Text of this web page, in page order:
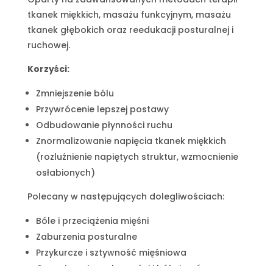
tkanek miękkich, masażu funkcyjnym, masażu
tkanek głębokich oraz reedukacji posturalnej i
ruchowej.
Korzyści:
Zmniejszenie bólu
Przywrócenie lepszej postawy
Odbudowanie płynności ruchu
Znormalizowanie napięcia tkanek miękkich
(rozluźnienie napiętych struktur, wzmocnienie
osłabionych)
Polecany w następujących dolegliwościach:
Bóle i przeciążenia mięśni
Zaburzenia posturalne
Przykurcze i sztywność mięśniowa